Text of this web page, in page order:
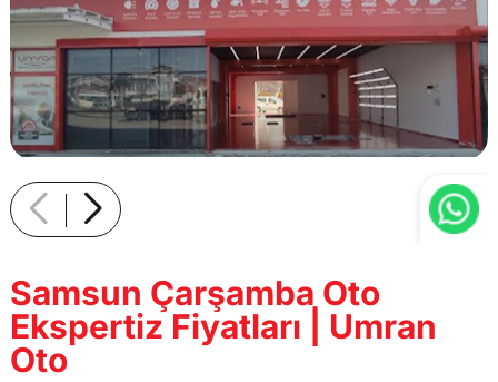
Samsun Çarşamba Oto
Ekspertiz Fiyatları | Umran
Oto